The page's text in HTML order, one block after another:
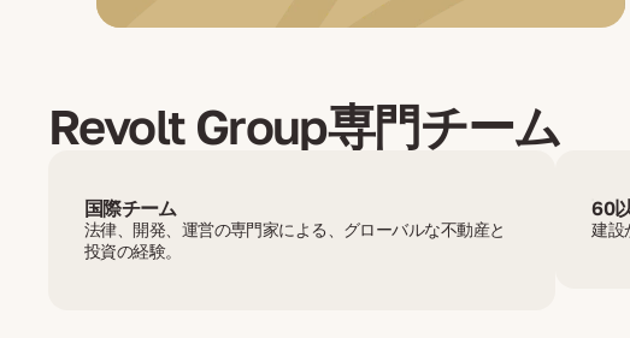
Revolt Group専門チーム
国際チーム
法律、開発、運営の専門家による、グローバルな不動産と
投資の経験。
60
建設